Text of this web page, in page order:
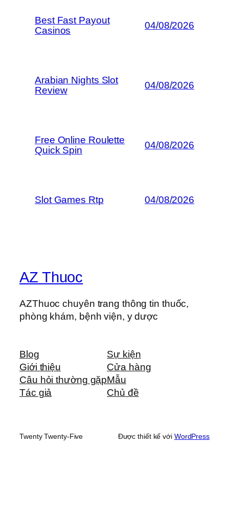
Best Fast Payout
Casinos
04/08/2026
Arabian Nights Slot
Review
04/08/2026
Free Online Roulette
Quick Spin
04/08/2026
Slot Games Rtp 04/08/2026
AZ Thuoc
AZThuoc chuyên trang thông tin thuốc,
phòng khám, bệnh viện, y dược
Blog
Giới thiệu
Câu hỏi thường gặp
Tác giả
Sự kiện
Cửa hàng
Mẫu
Chủ đề
Twenty Twenty-Five Được thiết kế với WordPress